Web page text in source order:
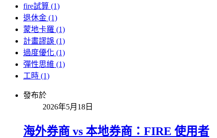
fire試算 (1)
退休金 (1)
蒙地卡羅 (1)
計畫謬誤 (1)
過度優化 (1)
彈性思維 (1)
工時 (1)
發布於
2026年5月18日
海外券商 vs 本地券商：FIRE 使用者